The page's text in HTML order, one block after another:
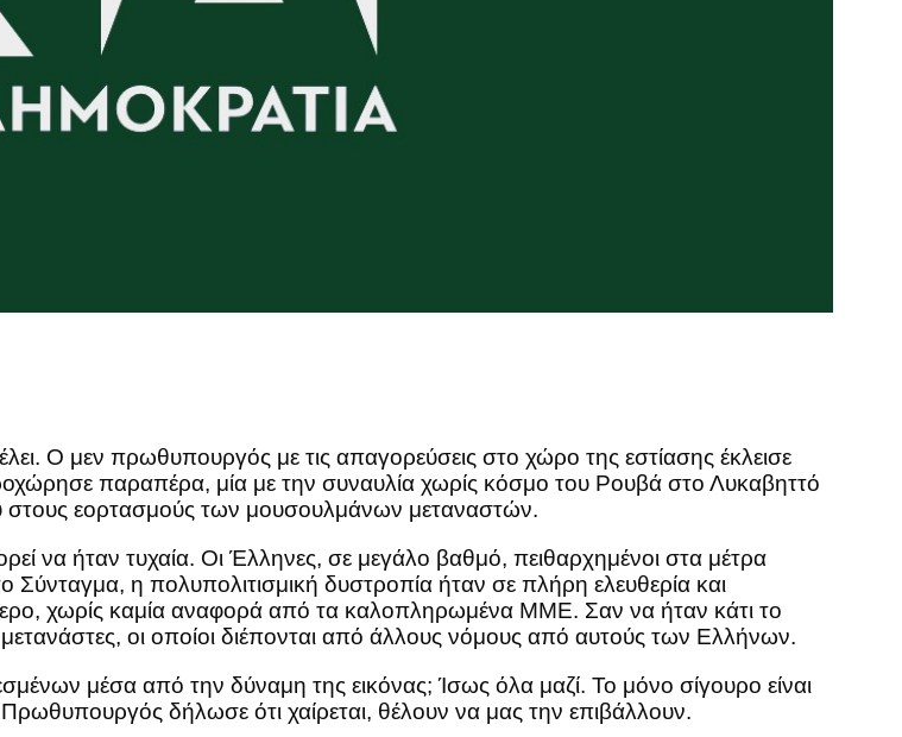
Ο μεν πρωθυπουργός με τις απαγορεύσεις στο χώρο της εστίασης έκλεισε
παραπέρα, μία με την συναυλία χωρίς κόσμο του Ρουβά στο Λυκαβηττό
στους εορτασμούς των μουσουλμάνων μεταναστών.
να ήταν τυχαία. Οι Έλληνες, σε μεγάλο βαθμό, πειθαρχημένοι στα μέτρα
η πολυπολιτισμική δυστροπία ήταν σε πλήρη ελευθερία και
χωρίς καμία αναφορά από τα καλοπληρωμένα ΜΜΕ. Σαν να ήταν κάτι το
οι οποίοι διέπονται από άλλους νόμους από αυτούς των Ελλήνων.
μέσα από την δύναμη της εικόνας; Ίσως όλα μαζί. Το μόνο σίγουρο είναι
δήλωσε ότι χαίρεται, θέλουν να μας την επιβάλλουν.